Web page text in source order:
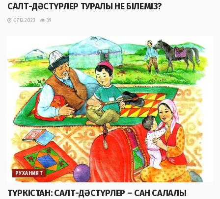
САЛТ-ДӘСТҮРЛЕР ТУРАЛЫ НЕ БІЛЕМІЗ?
07.12.2023 39
РУХАНИЯТ
ТҮРКІСТАН: САЛТ-ДӘСТҮРЛЕР – САН САЛАЛЫ